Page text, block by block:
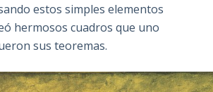
estos simples elementos
hermosos cuadros que uno
sus teoremas.